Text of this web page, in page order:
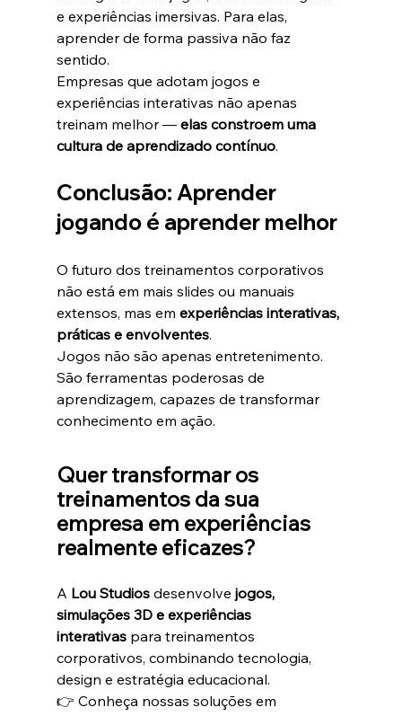
e experiências imersivas. Para elas,
aprender de forma passiva não faz
sentido.
Empresas que adotam jogos e
experiências interativas não apenas
treinam melhor — elas constroem uma
cultura de aprendizado contínuo.
Conclusão: Aprender
jogando é aprender melhor
O futuro dos treinamentos corporativos
não está em mais slides ou manuais
extensos, mas em experiências interativas,
práticas e envolventes.
Jogos não são apenas entretenimento.
São ferramentas poderosas de
aprendizagem, capazes de transformar
conhecimento em ação.
Quer transformar os
treinamentos da sua
empresa em experiências
realmente eficazes?
A Lou Studios desenvolve jogos,
simulações 3D e experiências
interativas para treinamentos
corporativos, combinando tecnologia,
design e estratégia educacional.
👉 Conheça nossas soluções em